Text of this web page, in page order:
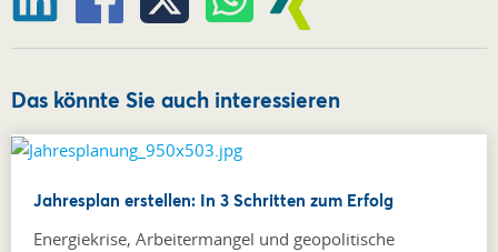
Das könnte Sie auch interessieren
Jahresplan erstellen: In 3 Schritten zum Erfolg
Energiekrise, Arbeitermangel und geopolitische